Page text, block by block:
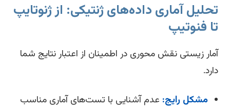
آماری داده‌های ژنتیکی: از ژنوتایپ
فنوتیپ
زیستی نقش محوری در اطمینان از اعتبار نتایج شما
مشکل رایج:عدم آشنایی با تست‌های آماری مناسب